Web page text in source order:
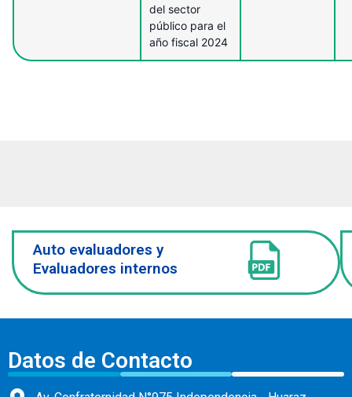
del sector
público para el
año fiscal 2024
Auto evaluadores y
Evaluadores internos
Datos de Contacto